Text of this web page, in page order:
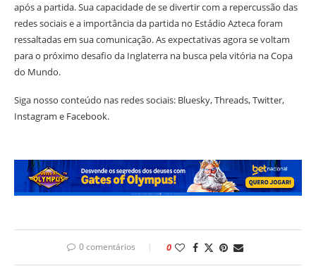
após a partida. Sua capacidade de se divertir com a repercussão das
redes sociais e a importância da partida no Estádio Azteca foram
ressaltadas em sua comunicação. As expectativas agora se voltam
para o próximo desafio da Inglaterra na busca pela vitória na Copa
do Mundo.
Siga nosso conteúdo nas redes sociais: Bluesky, Threads, Twitter,
Instagram e Facebook.
0 comentários 0